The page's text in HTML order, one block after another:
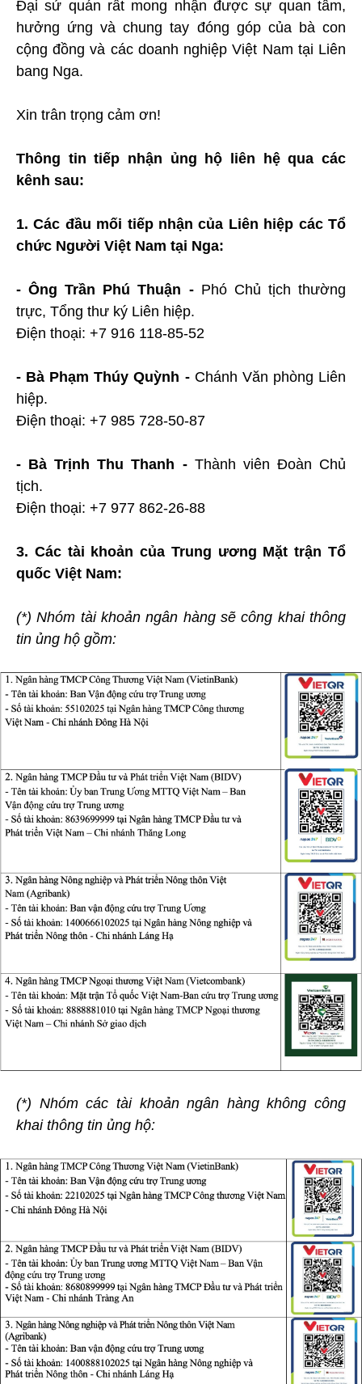
Đại sứ quán rất mong nhận được sự quan tâm,
hưởng ứng và chung tay đóng góp của bà con
cộng đồng và các doanh nghiệp Việt Nam tại Liên
bang Nga.
Xin trân trọng cảm ơn!
Thông tin tiếp nhận ủng hộ liên hệ qua các
kênh sau:
1. Các đầu mối tiếp nhận của Liên hiệp các Tổ
chức Người Việt Nam tại Nga:
- Ông Trần Phú Thuận - Phó Chủ tịch thường
trực, Tổng thư ký Liên hiệp.
Điện thoại: +7 916 118-85-52
- Bà Phạm Thúy Quỳnh - Chánh Văn phòng Liên
hiệp.
Điện thoại: +7 985 728-50-87
- Bà Trịnh Thu Thanh - Thành viên Đoàn Chủ
tịch.
Điện thoại: +7 977 862-26-88
3. Các tài khoản của Trung ương Mặt trận Tổ
quốc Việt Nam:
(*) Nhóm tài khoản ngân hàng sẽ công khai thông
tin ủng hộ gồm:
(*) Nhóm các tài khoản ngân hàng không công
khai thông tin ủng hộ: